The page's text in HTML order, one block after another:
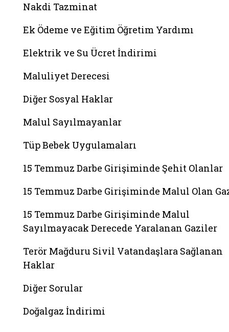
Nakdi Tazminat
Ek Ödeme ve Eğitim Öğretim Yardımı
Elektrik ve Su Ücret İndirimi
Maluliyet Derecesi
Diğer Sosyal Haklar
Malul Sayılmayanlar
Tüp Bebek Uygulamaları
15 Temmuz Darbe Girişiminde Şehit Olanlar
15 Temmuz Darbe Girişiminde Malul Olan
15 Temmuz Darbe Girişiminde Malul
Sayılmayacak Derecede Yaralanan Gaziler
Terör Mağduru Sivil Vatandaşlara Sağlanan
Haklar
Diğer Sorular
Doğalgaz İndirimi